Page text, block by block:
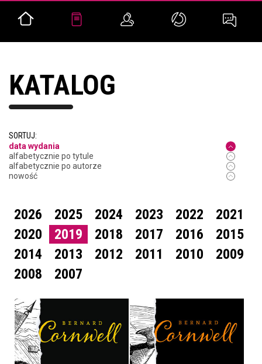
KATALOG
SORTUJ:
data wydania
alfabetycznie po tytule
alfabetycznie po autorze
nowość
2026 2025 2024 2023 2022
2021
2020
2019 2018 2017 2016
2015
2014
2013 2012 2011 2010
2009
2008
2007